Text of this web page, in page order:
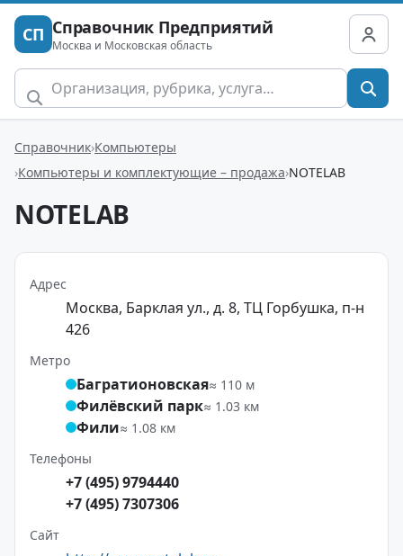
СП Справочник Предприятий
Москва и Московская область
Справочник Компьютеры
Компьютеры и комплектующие – продажа NOTELAB
NOTELAB
Адрес
Москва, Барклая ул., д. 8, ТЦ Горбушка, п-н
426
Метро
Багратионовская≈ 110 м
Филёвский парк≈ 1.03 км
Фили≈ 1.08 км
Телефоны
+7 (495) 9794440
+7 (495) 7307306
Сайт